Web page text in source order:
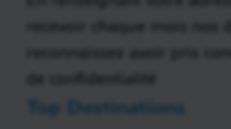
recevoir chaque mois nos
reconnaissez avoir pris
de confidentialité
Top Destinations